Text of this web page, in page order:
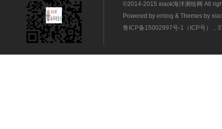
©2014-2015 xiaok海洋测绘网 All
Powered by emlog & Themes by
鲁ICP备15002997号-1（ICP号），